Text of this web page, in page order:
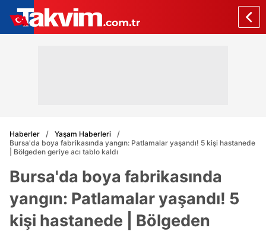
Haberler
Yaşam Haberleri
Bursa'da boya fabrikasında yangın: Patlamalar yaşandı! 5 kişi hastanede
| Bölgeden geriye acı tablo kaldı
Bursa'da boya fabrikasında
yangın: Patlamalar yaşandı! 5
kişi hastanede | Bölgeden